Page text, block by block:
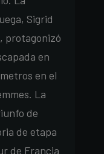
Sigrid
protagonizó
en
en el
La
de
de etapa
de Francia